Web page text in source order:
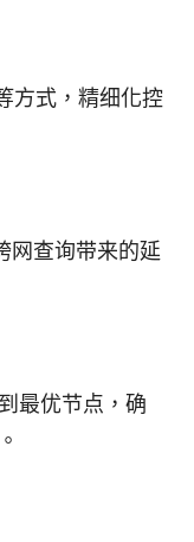
方式，精细化控
网查询带来的延
最优节点，确